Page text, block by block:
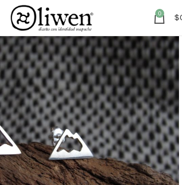
0 $